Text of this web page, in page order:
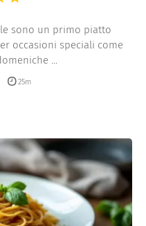
sono un primo piatto
occasioni speciali come
...
25m